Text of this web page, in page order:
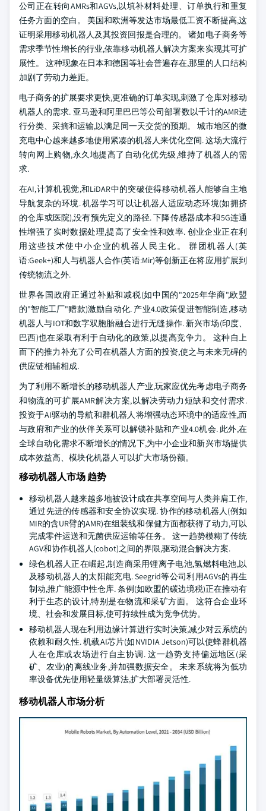
公司正在转向AMRs和AGVs,以填补材料处理、订单执行和重复
任务方面的空白。 美国和欧洲等发达市场最低工资不断提高,这
证明采用移动机器人及其投资回报是合理的。 诸如电子商务等
需求季节性增长的行业,依靠移动机器人解决方案来实现其可扩
展性。 这种现象在日本和德国等社会普遍存在,那里的人口结构
加剧了劳动力差距。
电子商务的扩展要求更快,更准确的订单实现,刺激了仓库对移动
机器人的需求. 亚马逊和阿里巴巴等公司部署数以千计的AMR进
行分类、采摘和运输,以满足同一天交货的预期。 城市地区的微
充电中心越来越多地使用紧凑的机器人来优化空间. 这场大流行
转向网上购物,永久地提高了自动化优先级,维持了机器人的需
求.
在AI,计算机视觉,和LiDAR中的突破使得移动机器人能够自主地
导航复杂的环境. 机器学习可以让机器人适应动态环境(如拥挤
的仓库或医院),没有预先定义的路径. 下降传感器成本和5G连通
性增强了实时数据处理,提高了安全性和效率. 创业企业正在利
用这些技术使中小企业的机器人民主化。 群团机器人(英
语:Geek+)和人与机器人合作(英语:Mir)等创新正在将应用扩展到
传统物流之外.
世界各国政府正通过补贴和减税(如中国的"2025年华商",欧盟
的"智能工厂"赠款)激励自动化. 产业4.0政策促进智能制造,移动
机器人与IOT和数字双胞胎融合进行无缝操作. 新兴市场(印度、
巴西)也在采取有利于自动化的政策,以提高竞争力。 这种自上
而下的推力补充了公司在机器人方面的投资,使之与未来无碍的
供应链相辅相成.
为了利用不断增长的移动机器人产业,玩家应优先考虑电子商务
和物流的可扩展AMR解决方案,以解决劳动力短缺和交付需求.
投资于AI驱动的导航和群机器人将增强动态环境中的适应性,而
与政府和产业的伙伴关系可以解锁补贴和产业4.0机会. 此外,在
全球自动化需求不断增长的情况下,为中小企业和新兴市场提供
成本效益高、模块化机器人可以扩大市场份额。
移动机器人市场 趋势
移动机器人越来越多地被设计成在共享空间与人类并肩工作,
通过先进的传感器和安全协议实现. 协作的移动机器人(例如
MIR的含UR臂的AMR)在组装线和保健方面都获得了动力,可以
完成零件运送和无菌供应运输等任务。 这一趋势模糊了传统
AGV和协作机器人(cobot)之间的界限,驱动混合解决方案.
绿色机器人正在崛起,制造商采用锂离子电池,氢燃料电池,以
及移动机器人的太阳能充电. Seegrid等公司利用AGVs的再生
制动,推广能源中性仓库. 条例(如欧盟的碳边境税)正在推动有
利于生态的设计,特别是在物流和采矿方面。 这符合企业环
境、社会和发展目标,使可持续性成为竞争优势。
移动机器人现在利用边缘计算进行实时决策,减少对云系统的
依赖和耐久性. 机载AI芯片(如NVIDIA Jetson)可以使蜂群机器
人在仓库或农场进行自主协调. 这一趋势支持偏远地区(采
矿、农业)的离线业务,并加强数据安全。 未来系统将为低功
率设备优先使用轻量级算法,扩大部署灵活性.
移动机器人市场分析